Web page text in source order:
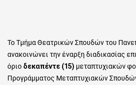
Το Τμήμα Θεατρικών Σπουδών του
ανακοινώνει την έναρξη διαδικασίας
όριο δεκαπέντε (15) μεταπτυχιακών
Προγράμματος Μεταπτυχιακών